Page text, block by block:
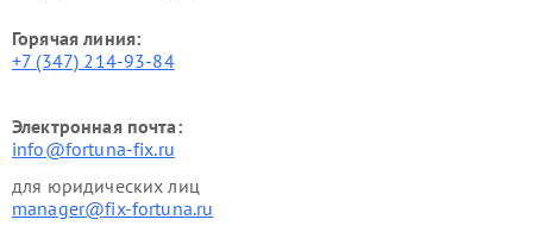
Горячая линия:
+7 (347) 214-93-84
Электронная почта:
info@fortuna-fix.ru
для юридических лиц
manager@fix-fortuna.ru